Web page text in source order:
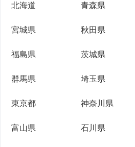
北海道 青森県
宮城県 秋田県
福島県 茨城県
群馬県 埼玉県
東京都 神奈川県
富山県 石川県